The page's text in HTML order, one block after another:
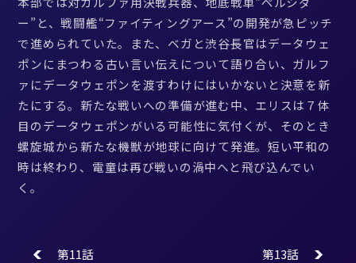
ー”と、戦闘艦“ファイティングアース”の開発が急ピッチ
で進められていた。また、ベガと渋谷長官はデータウェ
ポンにまつわる古い言い伝えについて語り合い、ガルフ
ァにデータウェポンを渡すわけにはいかないと決意を新
たにする。新たな戦いへの準備が進む中、エリスは７体
目のデータウェポンがいる可能性に気付くが、そのとき
螺旋城から新たな機獣が地球に向けて発進。短い平和の
時は終わり、電童は再び戦いの渦中へと飛び込んでい
く。
第11話 第13話